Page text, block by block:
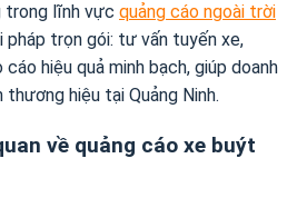
trong lĩnh vực quảng cáo ngoài trời
pháp trọn gói: tư vấn tuyến xe,
hiệu quả minh bạch, giúp doanh
hiệu tại Quảng Ninh.
về quảng cáo xe buýt